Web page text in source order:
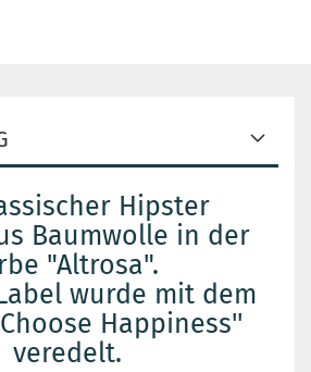
Hipster
Baumwolle in der
"Altrosa".
wurde mit dem
Happiness''
veredelt.